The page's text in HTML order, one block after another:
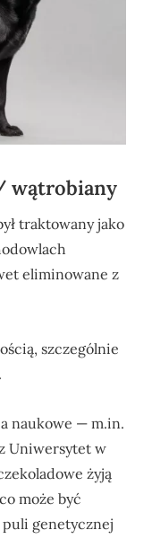
wątrobiany
traktowany jako
eliminowane z
szczególnie
naukowe — m.in.
Uniwersytet w
żyją
może być
genetycznej